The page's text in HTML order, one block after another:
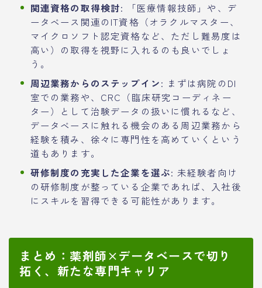
関連資格の取得検討: 「医療情報技師」や、デ
ータベース関連のIT資格（オラクルマスター、
マイクロソフト認定資格など、ただし難易度は
高い）の取得を視野に入れるのも良いでしょ
う。
周辺業務からのステップイン: まずは病院のDI
室での業務や、CRC（臨床研究コーディネー
ター）として治験データの扱いに慣れるなど、
データベースに触れる機会のある周辺業務から
経験を積み、徐々に専門性を高めていくという
道もあります。
研修制度の充実した企業を選ぶ: 未経験者向け
の研修制度が整っている企業であれば、入社後
にスキルを習得できる可能性があります。
まとめ：薬剤師×データベースで切り
拓く、新たな専門キャリア